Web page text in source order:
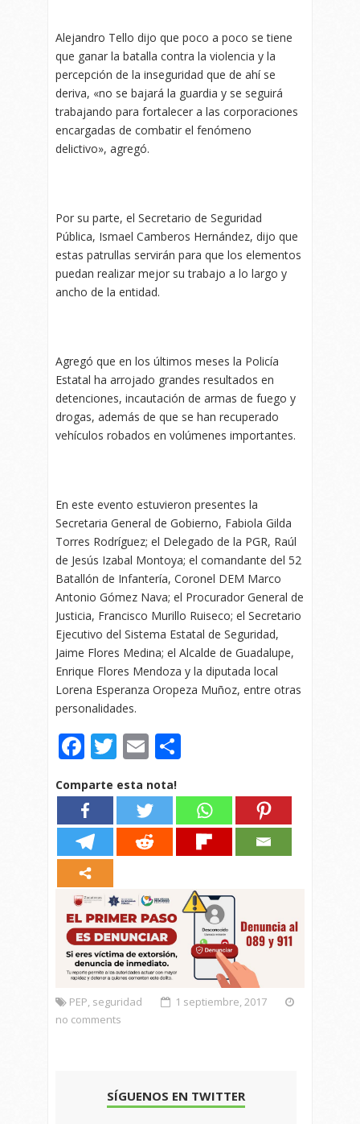
Alejandro Tello dijo que poco a poco se tiene
que ganar la batalla contra la violencia y la
percepción de la inseguridad que de ahí se
deriva, «no se bajará la guardia y se seguirá
trabajando para fortalecer a las corporaciones
encargadas de combatir el fenómeno
delictivo», agregó.
Por su parte, el Secretario de Seguridad
Pública, Ismael Camberos Hernández, dijo que
estas patrullas servirán para que los elementos
puedan realizar mejor su trabajo a lo largo y
ancho de la entidad.
Agregó que en los últimos meses la Policía
Estatal ha arrojado grandes resultados en
detenciones, incautación de armas de fuego y
drogas, además de que se han recuperado
vehículos robados en volúmenes importantes.
En este evento estuvieron presentes la
Secretaria General de Gobierno, Fabiola Gilda
Torres Rodríguez; el Delegado de la PGR, Raúl
de Jesús Izabal Montoya; el comandante del 52
Batallón de Infantería, Coronel DEM Marco
Antonio Gómez Nava; el Procurador General de
Justicia, Francisco Murillo Ruiseco; el Secretario
Ejecutivo del Sistema Estatal de Seguridad,
Jaime Flores Medina; el Alcalde de Guadalupe,
Enrique Flores Mendoza y la diputada local
Lorena Esperanza Oropeza Muñoz, entre otras
personalidades.
Facebook
Twitter
Email
Comparte esta nota!
PEP, seguridad
1 septiembre, 2017
no comments
SÍGUENOS EN TWITTER